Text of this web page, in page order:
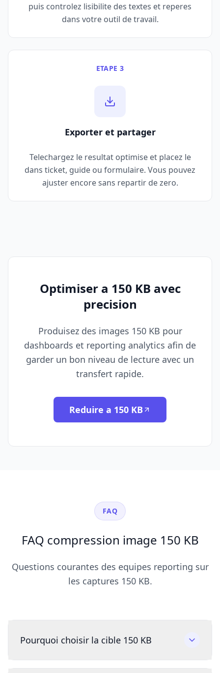
puis controlez lisibilite des textes et reperes
dans votre outil de travail.
ETAPE 3
Exporter et partager
Telechargez le resultat optimise et placez le
dans ticket, guide ou formulaire. Vous pouvez
ajuster encore sans repartir de zero.
Optimiser a 150 KB avec
precision
Produisez des images 150 KB pour
dashboards et reporting analytics afin de
garder un bon niveau de lecture avec un
transfert rapide.
Reduire a 150 KB
FAQ
FAQ compression image 150 KB
Questions courantes des equipes reporting sur
les captures 150 KB.
Pourquoi choisir la cible 150 KB